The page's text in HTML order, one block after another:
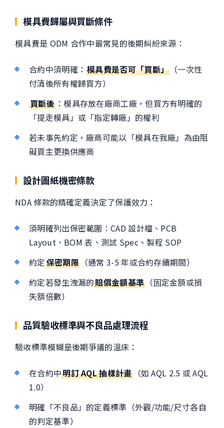
模具費歸屬與買斷條件
模具費是 ODM 合作中最常見的後期糾紛來源：
合約中須明確：模具費是否可「買斷」 （一次性
付清後所有權歸買方）
買斷後：模具存放在廠商工廠，但買方有明確的
「提走模具」或「指定轉廠」的權利
若未事先約定，廠商可能以「模具在我廠」為由阻
礙買主更換供應商
設計圖紙機密條款
NDA 條款的精確定義決定了保護效力：
須明確列出保密範圍：CAD 設計檔、PCB
Layout、BOM 表、測試 Spec、製程 SOP
約定保密期限（通常 3-5 年或合約存續期間）
約定若發生洩漏的賠償金額基準 （固定金額或損
失額倍數）
品質驗收標準與不良品處理流程
驗收標準模糊是後期爭議的溫床：
在合約中明訂 AQL 抽樣計畫（如 AQL 2.5 或 AQL
1.0）
明確「不良品」的定義標準（外觀/功能/尺寸各自
的判定基準）